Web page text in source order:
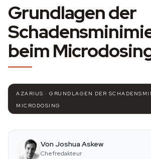
Grundlagen der
beim
AZARIUS · GRUNDLAGEN DER
MICRODOSING
Von Joshua Askew
Chefredakteur